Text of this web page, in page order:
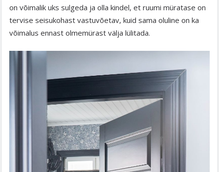
on võimalik uks sulgeda ja olla kindel, et ruumi müratase on
tervise seisukohast vastuvõetav, kuid sama oluline on ka
võimalus ennast olmemürast välja lülitada.